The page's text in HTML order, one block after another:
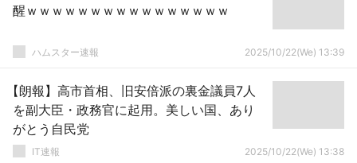
醒ｗｗｗｗｗｗｗｗｗｗｗｗｗｗｗｗ
ハムスター速報 2025/10/22(We) 13:39
【朗報】高市首相、旧安倍派の裏金議員7人
を副大臣・政務官に起用。美しい国、あり
がとう自民党
IT速報 2025/10/22(We) 13:38